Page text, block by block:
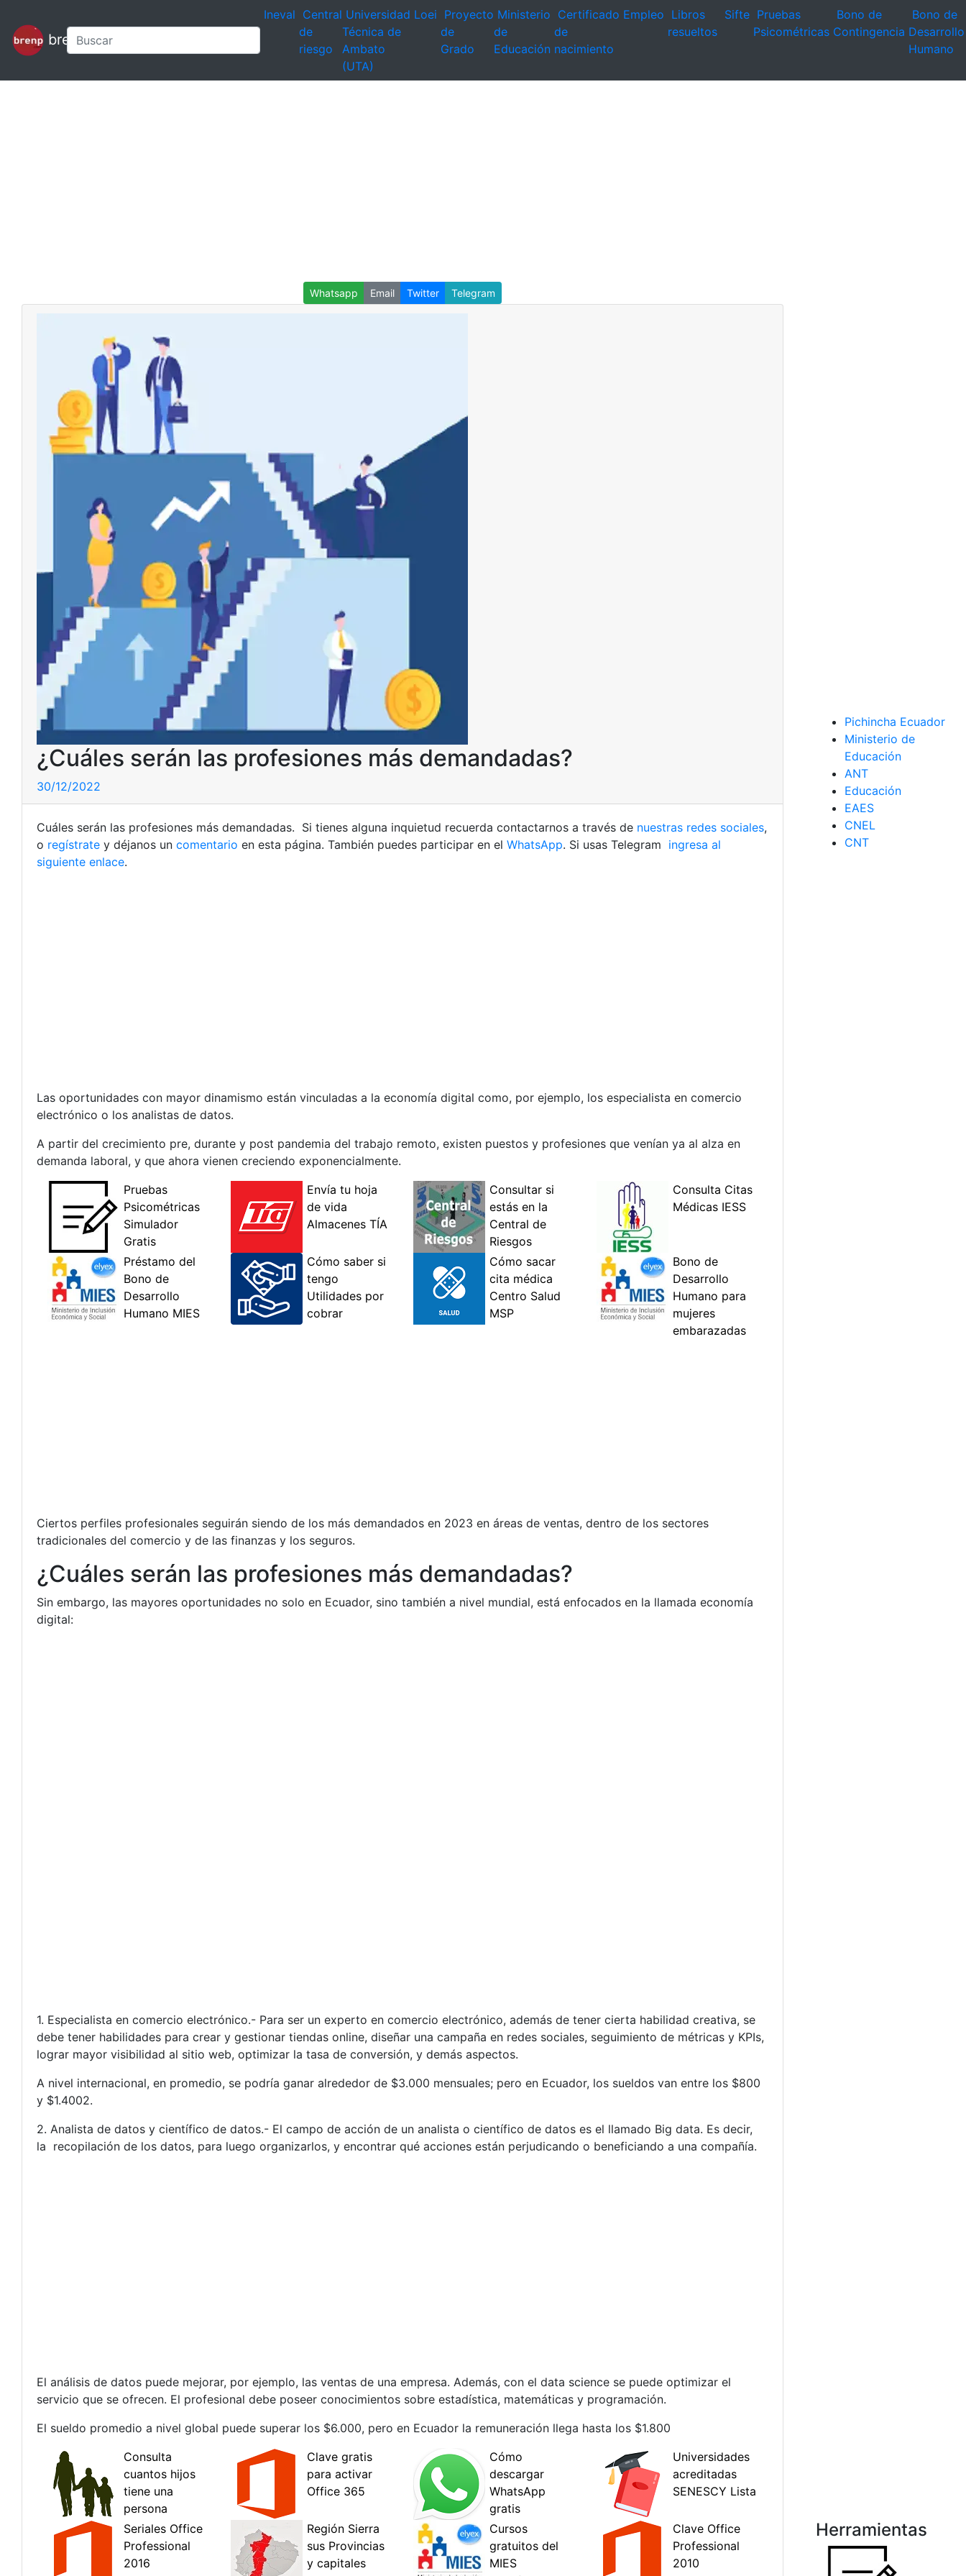
brenp
Ineval Central
de
riesgo
Universidad
Técnica de
Ambato
(UTA)
Loei Proyecto
de
Grado
Ministerio
de
Educación
Certificado
de
nacimiento
Empleo Libros
resueltos
Sifte Pruebas
Psicométricas
Bono de
Contingencia
Bono de
Desarrollo
Humano
Whatsapp Email Twitter Telegram
¿Cuáles serán las profesiones más demandadas?
30/12/2022
Cuáles serán las profesiones más demandadas. Si tienes alguna inquietud recuerda contactarnos a través de nuestras redes sociales,
o regístrate y déjanos un comentario en esta página. También puedes participar en el WhatsApp. Si usas Telegram ingresa al
siguiente enlace.
Las oportunidades con mayor dinamismo están vinculadas a la economía digital como, por ejemplo, los especialista en comercio
electrónico o los analistas de datos.
A partir del crecimiento pre, durante y post pandemia del trabajo remoto, existen puestos y profesiones que venían ya al alza en
demanda laboral, y que ahora vienen creciendo exponencialmente.
Ciertos perfiles profesionales seguirán siendo de los más demandados en 2023 en áreas de ventas, dentro de los sectores
tradicionales del comercio y de las finanzas y los seguros.
¿Cuáles serán las profesiones más demandadas?
Sin embargo, las mayores oportunidades no solo en Ecuador, sino también a nivel mundial, está enfocados en la llamada economía
digital:
1. Especialista en comercio electrónico.- Para ser un experto en comercio electrónico, además de tener cierta habilidad creativa, se
debe tener habilidades para crear y gestionar tiendas online, diseñar una campaña en redes sociales, seguimiento de métricas y KPIs,
lograr mayor visibilidad al sitio web, optimizar la tasa de conversión, y demás aspectos.
A nivel internacional, en promedio, se podría ganar alrededor de $3.000 mensuales; pero en Ecuador, los sueldos van entre los $800
y $1.4002.
2. Analista de datos y científico de datos.- El campo de acción de un analista o científico de datos es el llamado Big data. Es decir,
la recopilación de los datos, para luego organizarlos, y encontrar qué acciones están perjudicando o beneficiando a una compañía.
El análisis de datos puede mejorar, por ejemplo, las ventas de una empresa. Además, con el data science se puede optimizar el
servicio que se ofrecen. El profesional debe poseer conocimientos sobre estadística, matemáticas y programación.
El sueldo promedio a nivel global puede superar los $6.000, pero en Ecuador la remuneración llega hasta los $1.800
Pichincha Ecuador
Ministerio de
Educación
ANT
Educación
EAES
CNEL
CNT
Herramientas